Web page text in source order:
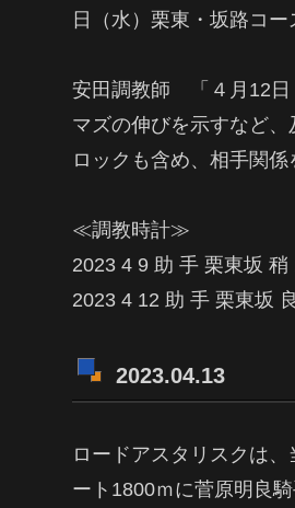
日（水）栗東・坂路コー
安田調教師 「４月12日
マズの伸びを示すなど
ロックも含め、相手関
≪調教時計≫
2023 4 9 助 手 栗東坂
2023 4 12 助 手 栗東坂
2023.04.13
ロードアスタリスクは
ート1800ｍに菅原明良